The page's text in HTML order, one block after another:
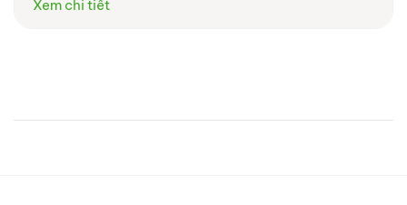
Xem chi tiết
Xem chi tiết